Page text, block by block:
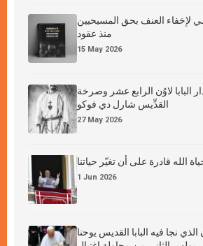
لإخفاء العنف بحق المسيحيين
منذ عقود
15 May 2026
البابا لاوُن الرابع عشر وصرخة
القدِّيس شارل دي فوكو
27 May 2026
حياة الله قادرة على أن تغيّر حياتنا
1 Jun 2026
الذي نجا فيه البابا القديس يوحنا